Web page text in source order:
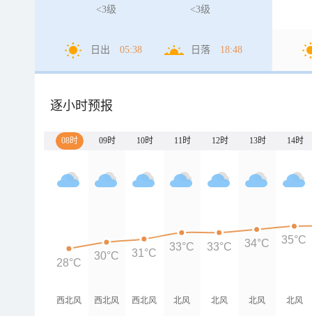
<3级 <3级
日出 05:38 日落 18:48
逐小时预报
08时 09时 10时 11时 12时 13时 14时
西北风 西北风 西北风 北风 北风 北风 北风
28°C
30°C 31°C
33°C 33°C 34°C 35°C